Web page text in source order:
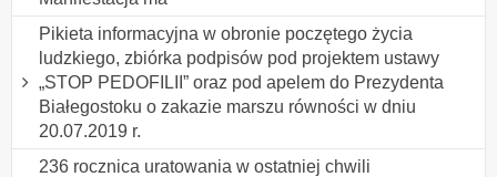
Pikieta informacyjna w obronie poczętego życia
ludzkiego, zbiórka podpisów pod projektem ustawy
„STOP PEDOFILII” oraz pod apelem do Prezydenta
Białegostoku o zakazie marszu równości w dniu
20.07.2019 r.
236 rocznica uratowania w ostatniej chwili